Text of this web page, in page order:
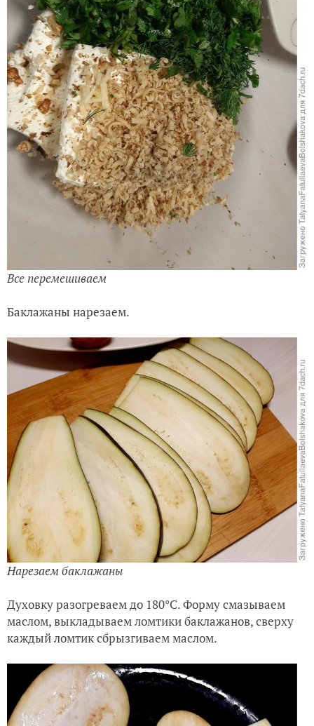
Все перемешиваем
Баклажаны нарезаем.
Нарезаем баклажаны
Духовку разогреваем до 180°C. Форму смазываем
маслом, выкладываем ломтики баклажанов, сверху
каждый ломтик сбрызгиваем маслом.